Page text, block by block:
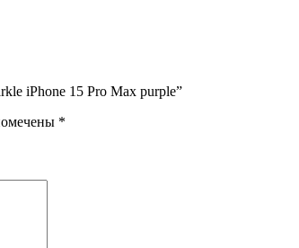
iPhone 15 Pro Max purple”
*